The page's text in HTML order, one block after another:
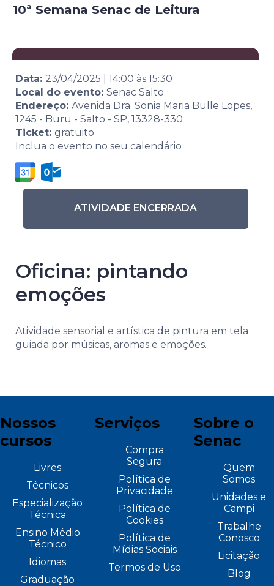
10ª Semana Senac de Leitura
Data: 23/04/2025 14:00 às 15:30
Local do evento: Senac Salto
Endereço: Avenida Dra. Sonia Maria Bulle Lopes,
1245 - Buru - Salto - SP, 13328-330
Ticket: gratuito
Inclua o evento no seu calendário
ATIVIDADE ENCERRADA
Oficina: pintando
emoções
Atividade sensorial e artística de pintura em tela
guiada por músicas, aromas e emoções.
Nossos
cursos
Livres
Técnicos
Especialização
Técnica
Ensino Médio
Técnico
Idiomas
Graduação
Serviços
Compra
Segura
Política de
Privacidade
Política de
Cookies
Política de
Mídias Sociais
Termos de Uso
Sobre o
Senac
Quem
Somos
Unidades e
Campi
Trabalhe
Conosco
Licitação
Blog